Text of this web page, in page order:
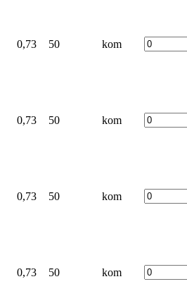
0,73 50 kom
0,73 50 kom
0,73 50 kom
0,73 50 kom